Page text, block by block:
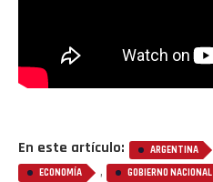
En este artículo: ARGENTINA
ECONOMÍA , GOBIERNO NACIONAL